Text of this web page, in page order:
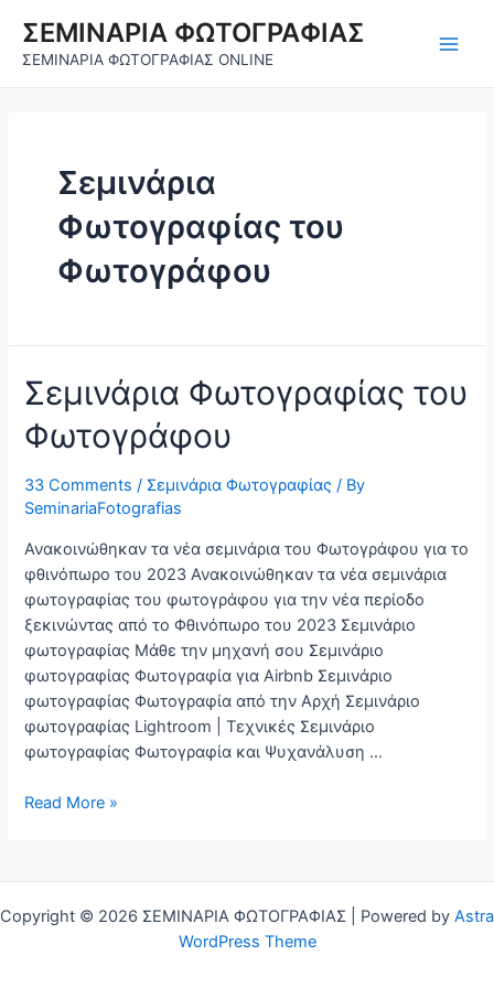
content
ΣΕΜΙΝΑΡΙΑ ΦΩΤΟΓΡΑΦΙΑΣ
ΣΕΜΙΝΑΡΙΑ ΦΩΤΟΓΡΑΦΙΑΣ ONLINE
Σεμινάρια
Φωτογραφίας του
Φωτογράφου
Σεμινάρια Φωτογραφίας του
Φωτογράφου
33 Comments / Σεμινάρια Φωτογραφίας / By
SeminariaFotografias
Ανακοινώθηκαν τα νέα σεμινάρια του Φωτογράφου για το
φθινόπωρο του 2023 Ανακοινώθηκαν τα νέα σεμινάρια
φωτογραφίας του φωτογράφου για την νέα περίοδο
ξεκινώντας από το Φθινόπωρο του 2023 Σεμινάριο
φωτογραφίας Μάθε την μηχανή σου Σεμινάριο
φωτογραφίας Φωτογραφία για Airbnb Σεμινάριο
φωτογραφίας Φωτογραφία από την Αρχή Σεμινάριο
φωτογραφίας Lightroom | Τεχνικές Σεμινάριο
φωτογραφίας Φωτογραφία και Ψυχανάλυση …
Σεμινάρια
Φωτογράφου
Read More »
Copyright © 2026 ΣΕΜΙΝΑΡΙΑ ΦΩΤΟΓΡΑΦΙΑΣ | Powered by Astra
WordPress Theme